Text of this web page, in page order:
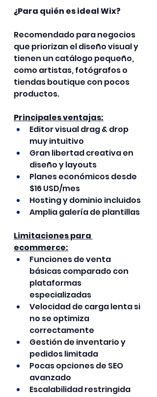
¿Para quién es ideal Wix?
Recomendado para negocios
que priorizan el diseño visual y
tienen un catálogo pequeño,
como artistas, fotógrafos o
tiendas boutique con pocos
productos.
Principales ventajas:
Editor visual drag & drop
muy intuitivo
Gran libertad creativa en
diseño y layouts
Planes económicos desde
$16 USD/mes
Hosting y dominio incluidos
Amplia galería de plantillas
Limitaciones para
ecommerce:
Funciones de venta
básicas comparado con
plataformas
especializadas
Velocidad de carga lenta si
no se optimiza
correctamente
Gestión de inventario y
pedidos limitada
Pocas opciones de SEO
avanzado
Escalabilidad restringida